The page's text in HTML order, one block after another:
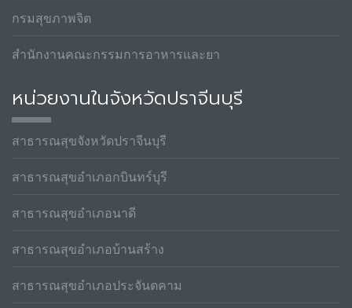
กรมสุขภาพจิต
สำนักงานคณะกรรมการอาหารและยา
หน่วยงานในจังหวัดปราจีนบุรี
สาธารณสุขจังหวัดปราจีนบุรี
สาธารณสุขอำเภอกบินทร์บุรี
สาธารณสุขอำเภอนาดี
สาธารณสุขอำเภอบ้านสร้าง
สาธารณสุขอำเภอประจันตคาม